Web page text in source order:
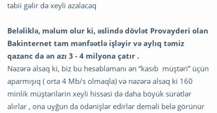
təbii gəlir də xeyli azalacaq
Beləliklə, məlum olur ki, əslində dövlət Provayderi olan
Bakinternet tam mənfəətlə işləyir və aylıq təmiz
qazanc da ən azı 3 - 4 milyona çatır .
Nəzərə alsaq ki, biz bu hesablamanı ən “kasıb müştəri” üçün
aparmışıq ( orta 4 Mb/s olmaqla) və nəzərə alsaq ki 160
minlik müştərilərin xeyli hissəsi də daha böyük sürətlər
alırlar , ona uyğun da ödənişlər edirlər deməli belə görünür